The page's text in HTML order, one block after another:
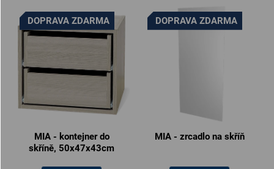
DOPRAVA ZDARMA
MIA - kontejner do
skříně, 50x47x43cm
DOPRAVA ZDARMA
MIA - zrcadlo na skříň